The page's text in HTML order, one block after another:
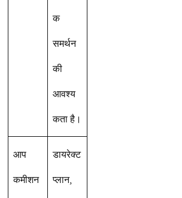
क
समर्थन
की
आवश्य
कता है।
आप
कमीशन
डायरेक्ट
प्लान,